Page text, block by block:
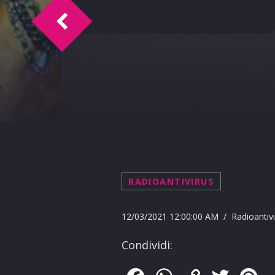
RADIOANTIVIRUS
12/03/2021 12:00:00 AM /
Condividi:
MIX TIME Puntata del 13.03.2021